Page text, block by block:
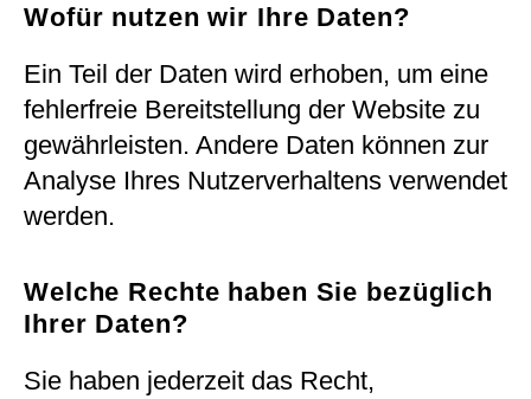
Wofür nutzen wir Ihre Daten?
Ein Teil der Daten wird erhoben, um eine
fehlerfreie Bereitstellung der Website zu
gewährleisten. Andere Daten können zur
Analyse Ihres Nutzerverhaltens verwendet
werden.
Welche Rechte haben Sie bezüglich
Ihrer Daten?
Sie haben jederzeit das Recht,